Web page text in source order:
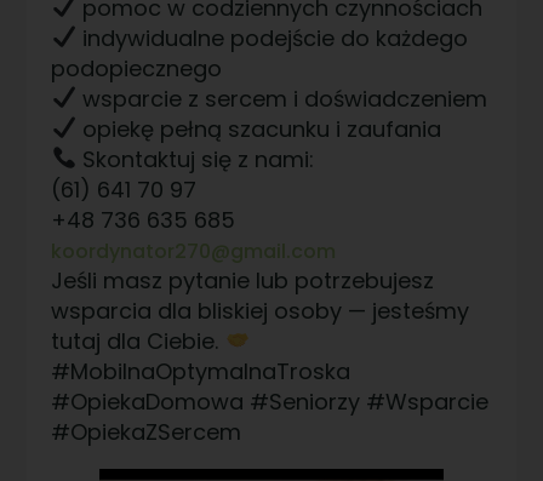
pomoc w codziennych czynnościach
indywidualne podejście do każdego
podopiecznego
wsparcie z sercem i doświadczeniem
opiekę pełną szacunku i zaufania
Skontaktuj się z nami:
(61) 641 70 97
+48 736 635 685
koordynator270@gmail.com
Jeśli masz pytanie lub potrzebujesz
wsparcia dla bliskiej osoby — jesteśmy
tutaj dla Ciebie.
#MobilnaOptymalnaTroska
#OpiekaDomowa #Seniorzy #Wsparcie
#OpiekaZSercem